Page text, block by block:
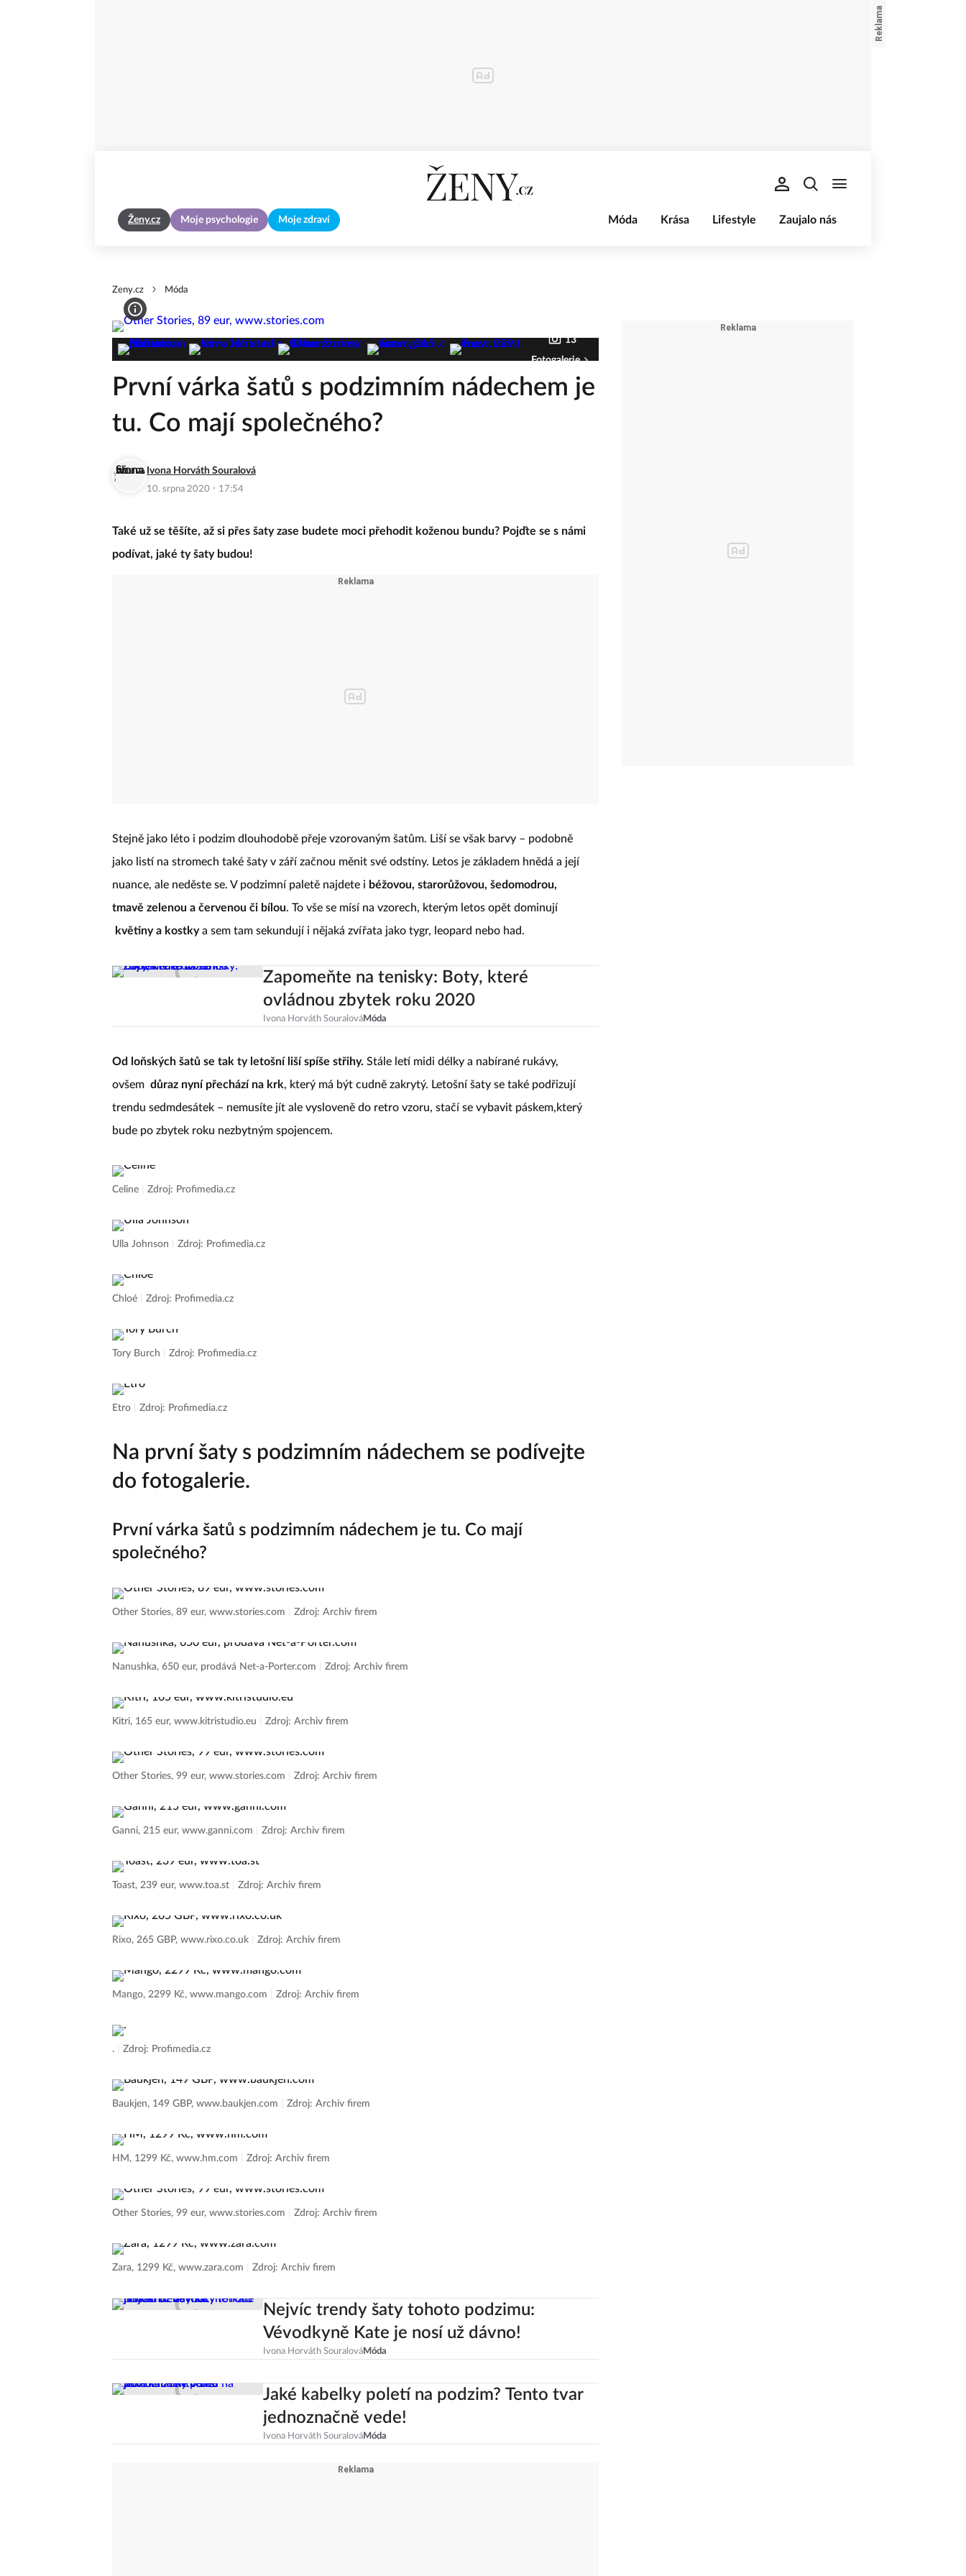
Ženy.cz Moje psychologie Moje zdraví Móda Krása Lifestyle Zaujalo nás
Zeny.cz Móda
13
Fotogalerie
První várka šatů s podzimním nádechem je
tu. Co mají společného?
Ivona Horváth Souralová
10. srpna 2020 · 17:54
Také už se těšíte, až si přes šaty zase budete moci přehodit koženou bundu? Pojďte se s námi
podívat, jaké ty šaty budou!
Stejně jako léto i podzim dlouhodobě přeje vzorovaným šatům. Liší se však barvy – podobně
jako listí na stromech také šaty v září začnou měnit své odstíny. Letos je základem hnědá a její
nuance, ale neděste se. V podzimní paletě najdete i béžovou, starorůžovou, šedomodrou,
tmavě zelenou a červenou či bílou. To vše se mísí na vzorech, kterým letos opět dominují
květiny a kostkya sem tam sekundují i nějaká zvířata jako tygr, leopard nebo had.
Zapomeňte na tenisky: Boty, které
ovládnou zbytek roku 2020
Ivona Horváth SouralováMóda
Od loňských šatů se tak ty letošní liší spíše střihy. Stále letí midi délky a nabírané rukávy,
ovšem důraz nyní přechází na krk, který má být cudně zakrytý. Letošní šaty se také podřizují
trendu sedmdesátek – nemusíte jít ale vysloveně do retro vzoru, stačí se vybavit páskem,který
bude po zbytek roku nezbytným spojencem.
Celine Zdroj: Profimedia.cz
Ulla Johnson Zdroj: Profimedia.cz
Chloé Zdroj: Profimedia.cz
Tory Burch Zdroj: Profimedia.cz
Etro Zdroj: Profimedia.cz
Na první šaty s podzimním nádechem se podívejte
do fotogalerie.
První várka šatů s podzimním nádechem je tu. Co mají
společného?
Other Stories, 89 eur, www.stories.com Zdroj: Archiv firem
Nanushka, 650 eur, prodává Net-a-Porter.com Zdroj: Archiv firem
Kitri, 165 eur, www.kitristudio.eu Zdroj: Archiv firem
Other Stories, 99 eur, www.stories.com Zdroj: Archiv firem
Ganni, 215 eur, www.ganni.com Zdroj: Archiv firem
Toast, 239 eur, www.toa.st Zdroj: Archiv firem
Rixo, 265 GBP, www.rixo.co.uk Zdroj: Archiv firem
Mango, 2299 Kč, www.mango.com Zdroj: Archiv firem
. Zdroj: Profimedia.cz
Baukjen, 149 GBP, www.baukjen.com Zdroj: Archiv firem
HM, 1299 Kč, www.hm.com Zdroj: Archiv firem
Other Stories, 99 eur, www.stories.com Zdroj: Archiv firem
Zara, 1299 Kč, www.zara.com Zdroj: Archiv firem
Nejvíc trendy šaty tohoto podzimu:
Vévodkyně Kate je nosí už dávno!
Ivona Horváth SouralováMóda
Jaké kabelky poletí na podzim? Tento tvar
jednoznačně vede!
Ivona Horváth SouralováMóda